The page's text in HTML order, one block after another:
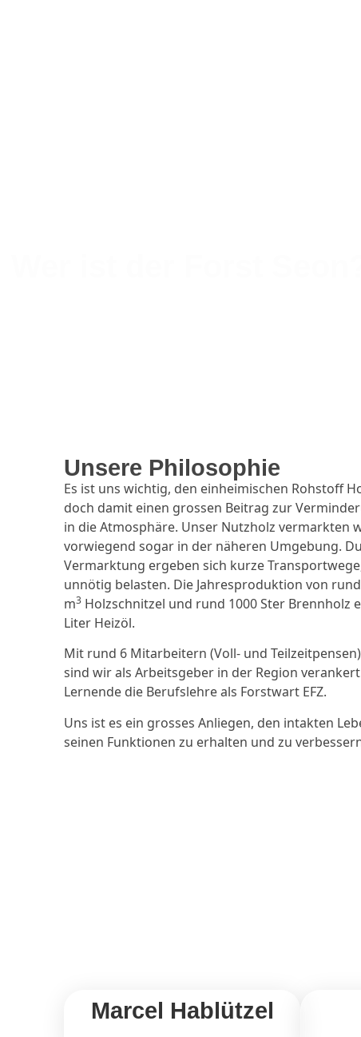
Unsere Philosophie
Es ist uns wichtig, den einheimischen Rohstoff
doch damit einen grossen Beitrag zur
in die Atmosphäre. Unser Nutzholz vermarkten
vorwiegend sogar in der näheren Umgebung.
Vermarktung ergeben sich kurze
unnötig belasten. Die Jahresproduktion von rund
m3 Holzschnitzel und rund 1000 Ster Brennholz
Liter Heizöl.
Mit rund 6 Mitarbeitern (Voll- und
sind wir als Arbeitsgeber in der Region
Lernende die Berufslehre als Forstwart EFZ.
Uns ist es ein grosses Anliegen, den intakten
seinen Funktionen zu erhalten und zu
Marcel Hablützel